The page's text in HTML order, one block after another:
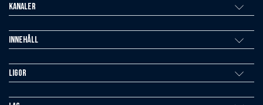
Kanaler
Innehåll
Ligor